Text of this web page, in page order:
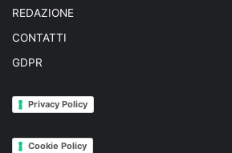
REDAZIONE
CONTATTI
GDPR
Privacy Policy
Cookie Policy